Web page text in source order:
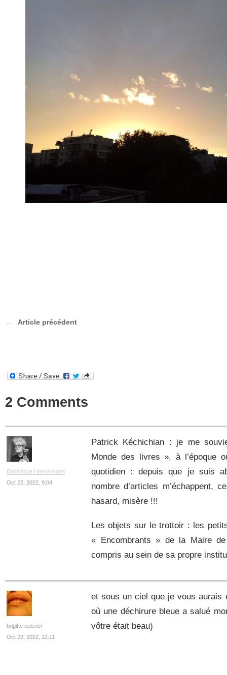
Article précédent
2 Comments
Dominique Hasselmann
Oct 22, 2022, 9:04
Patrick Kéchichian : je me
Monde des livres », à l’époque
quotidien : depuis que je suis
nombre d’articles m’échappent,
hasard, misère !!!
Les objets sur le trottoir : les
« Encombrants » de la Maire
compris au sein de sa propre
brigitte celerier
Oct 22, 2022, 12:11
et sous un ciel que je vous aurais
où une déchirure bleue a salué
vôtre était beau)